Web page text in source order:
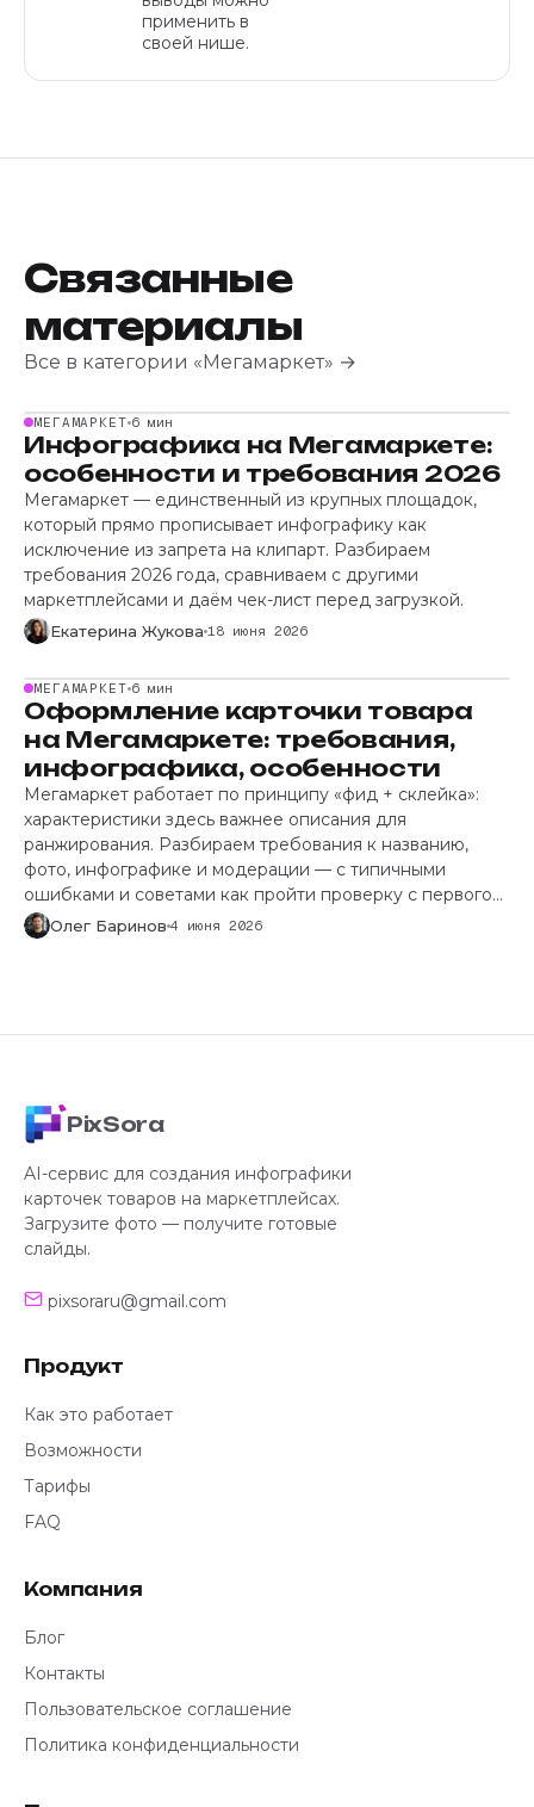
применить в
своей нише.
Связанные
материалы
Все в категории «Мегамаркет» →
МЕГАМАРКЕТ 6 мин
Инфографика на Мегамаркете:
особенности и требования 2026
Мегамаркет — единственный из крупных площадок,
который прямо прописывает инфографику как
исключение из запрета на клипарт. Разбираем
требования 2026 года, сравниваем с другими
маркетплейсами и даём чек-лист перед загрузкой.
Екатерина Жукова 18 июня 2026
МЕГАМАРКЕТ 6 мин
Оформление карточки товара
на Мегамаркете: требования,
инфографика, особенности
Мегамаркет работает по принципу «фид + склейка»:
характеристики здесь важнее описания для
ранжирования. Разбираем требования к названию,
фото, инфографике и модерации — с типичными
ошибками и советами как пройти проверку с первого
раза.Олег Баринов 4 июня 2026
PixSora
AI-сервис для создания инфографики
карточек товаров на маркетплейсах.
Загрузите фото — получите готовые
слайды.
pixsoraru@gmail.com
Продукт
Как это работает
Возможности
Тарифы
FAQ
Компания
Блог
Контакты
Пользовательское соглашение
Политика конфиденциальности